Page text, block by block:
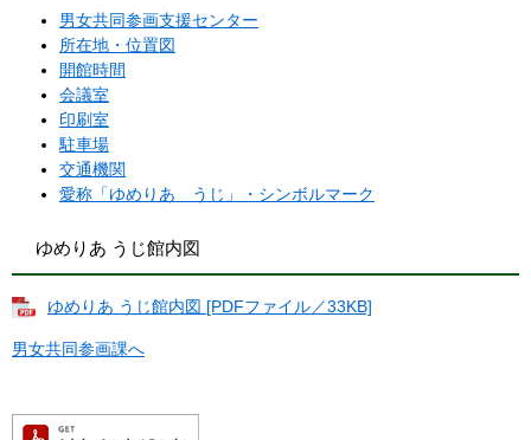
男女共同参画支援センター
所在地・位置図
開館時間
会議室
印刷室
駐車場
交通機関
愛称「ゆめりあ うじ」・シンボルマーク
ゆめりあ うじ館内図
ゆめりあ うじ館内図 [PDFファイル／33KB]
男女共同参画課へ